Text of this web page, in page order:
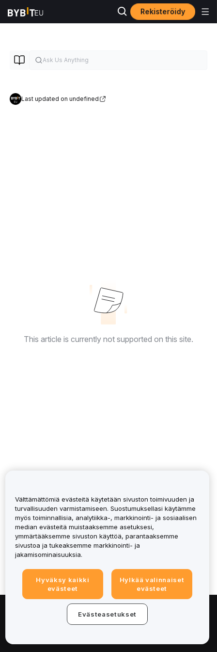
Rekisteröidy
Last updated on undefined
This article is currently not supported on this site.
Was it helpful?
Palvelut
Välttämättömiä evästeitä käytetään sivuston toimivuuden ja
turvallisuuden varmistamiseen. Suostumuksellasi käytämme
myös toiminnallisia, analytiikka-, markkinointi- ja sosiaalisen
median evästeitä muistaaksemme asetuksesi,
ymmärtääksemme sivuston käyttöä, parantaaksemme
sivustoa ja tukeaksemme markkinointi- ja
jakamisominaisuuksia.
Hyväksy kaikki
evästeet
Hylkää valinnaiset
evästeet
Evästeasetukset